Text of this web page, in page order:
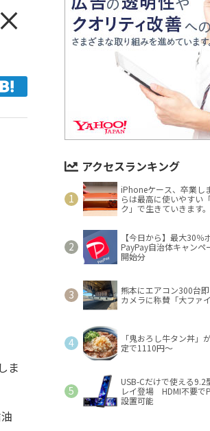
ま
アクセスランキング
iPhoneケース、卒業し
らは最高に使いやすい
ク」で生きていきます。
【今日から】最大30％
PayPay自治体キャンペ
開始分
熊本にエアコン300台
カメラに称賛「大ファ
「鬼おろし牛タン丼」
定で1110円～
USB-Cだけで使える9.2
レイ登場 HDMI不要で
設置可能